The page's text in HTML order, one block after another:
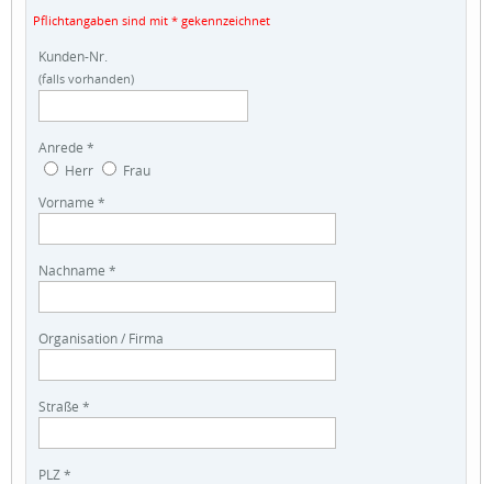
Pflichtangaben sind mit * gekennzeichnet
Kunden-Nr.
(falls vorhanden)
Anrede *
Herr
Frau
Vorname *
Nachname *
Organisation / Firma
Straße *
PLZ *